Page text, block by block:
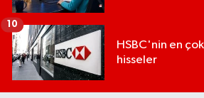
HSBC'nin en çok
hisseler
10